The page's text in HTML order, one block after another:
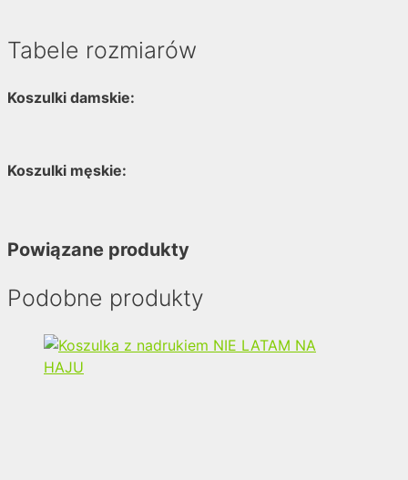
Tabele rozmiarów
Koszulki damskie:
Koszulki męskie:
Powiązane produkty
Podobne produkty